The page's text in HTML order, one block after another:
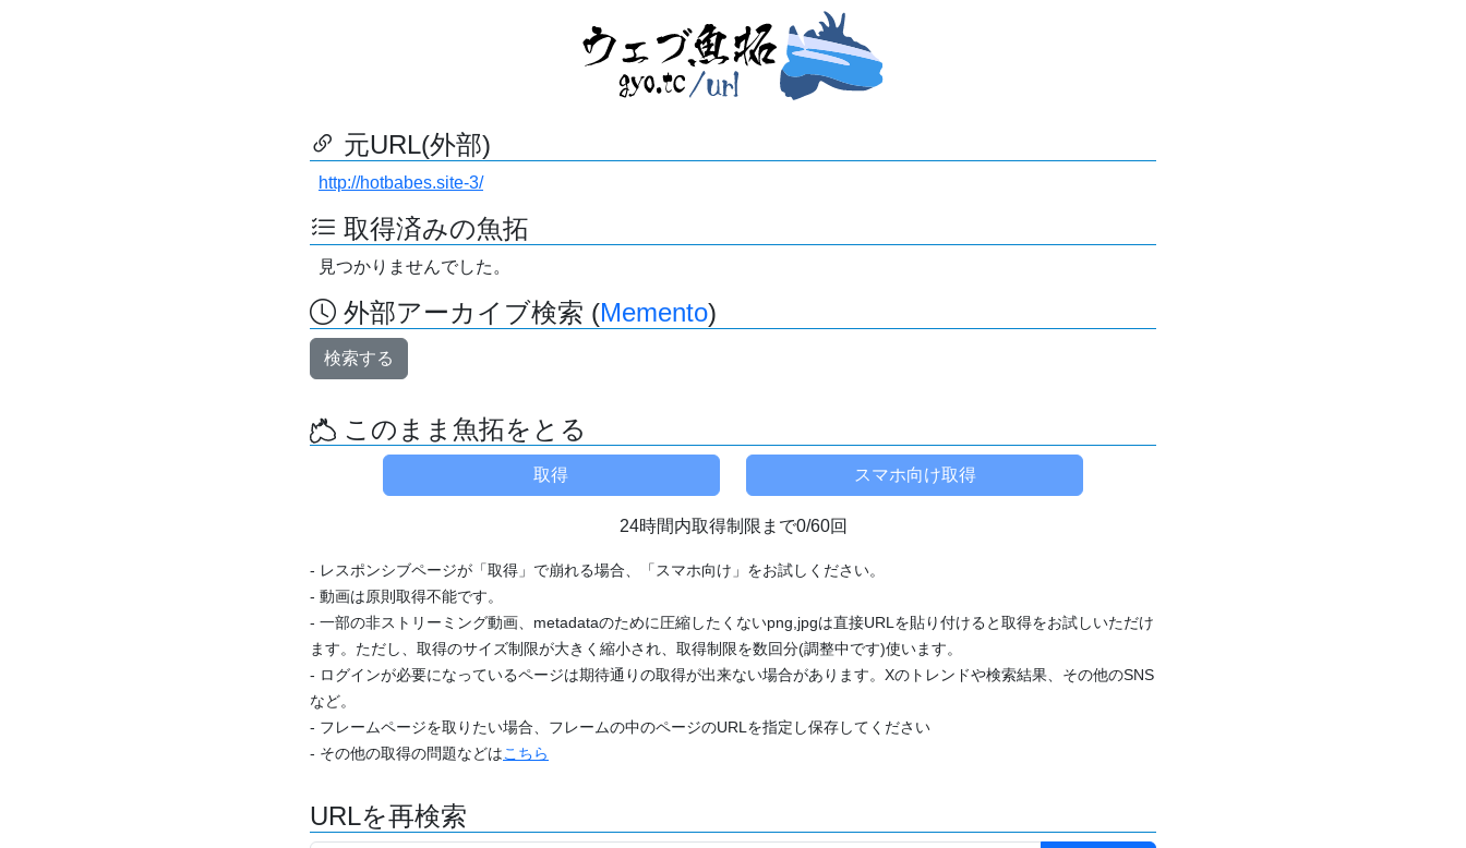
元URL(外部)
http://hotbabes.site-3/
取得済みの魚拓
見つかりませんでした。
外部アーカイブ検索 (Memento)
検索する
このまま魚拓をとる
24時間内取得制限まで0/60回
- レスポンシブページが「取得」で崩れる場合、「スマホ向け」をお試しください。
- 動画は原則取得不能です。
- 一部の非ストリーミング動画、metadataのために圧縮したくないpng,jpgは直接URLを貼り付けると取得をお試しいただけ
ます。ただし、取得のサイズ制限が大きく縮小され、取得制限を数回分(調整中です)使います。
- ログインが必要になっているページは期待通りの取得が出来ない場合があります。Xのトレンドや検索結果、その他のSNS
など。
- フレームページを取りたい場合、フレームの中のページのURLを指定し保存してください
- その他の取得の問題などはこちら
URLを再検索